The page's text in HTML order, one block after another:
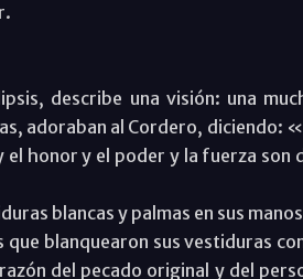
describe una visión: una
adoraban al Cordero, diciendo:
el honor y el poder y la fuerza son
blancas y palmas en sus
que blanquearon sus vestiduras
del pecado original y del